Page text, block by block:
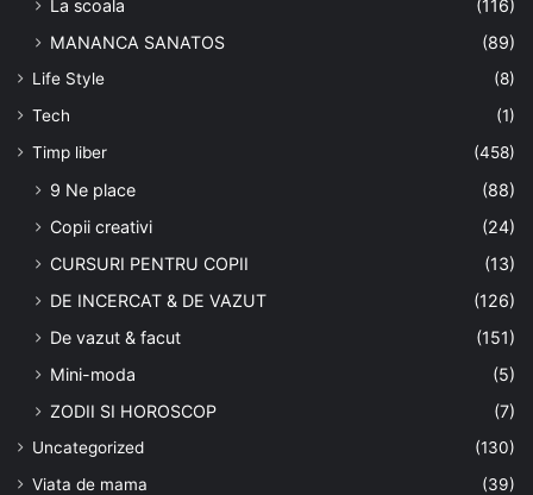
La scoala
(116)
MANANCA SANATOS
(89)
Life Style
(8)
Tech
(1)
Timp liber
(458)
9 Ne place
(88)
Copii creativi
(24)
CURSURI PENTRU COPII
(13)
DE INCERCAT & DE VAZUT
(126)
De vazut & facut
(151)
Mini-moda
(5)
ZODII SI HOROSCOP
(7)
Uncategorized
(130)
Viata de mama
(39)